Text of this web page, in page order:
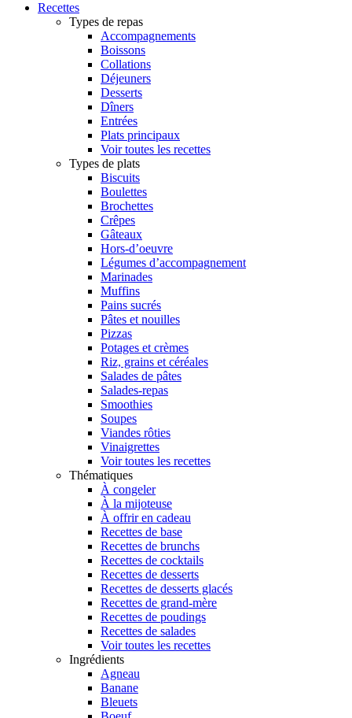
Recettes
Types de repas
Accompagnements
Boissons
Collations
Déjeuners
Desserts
Dîners
Entrées
Plats principaux
Voir toutes les recettes
Types de plats
Biscuits
Boulettes
Brochettes
Crêpes
Gâteaux
Hors-d’oeuvre
Légumes d’accompagnement
Marinades
Muffins
Pains sucrés
Pâtes et nouilles
Pizzas
Potages et crèmes
Riz, grains et céréales
Salades de pâtes
Salades-repas
Smoothies
Soupes
Viandes rôties
Vinaigrettes
Voir toutes les recettes
Thématiques
À congeler
À la mijoteuse
À offrir en cadeau
Recettes de base
Recettes de brunchs
Recettes de cocktails
Recettes de desserts
Recettes de desserts glacés
Recettes de grand-mère
Recettes de poudings
Recettes de salades
Voir toutes les recettes
Ingrédients
Agneau
Banane
Bleuets